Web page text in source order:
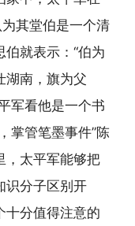
其堂伯是一个清
就表示：“伯为
湖南，旗为父
军看他是一个书
掌管笔墨事件”陈
，太平军能够把
识分子区别开
十分值得注意的